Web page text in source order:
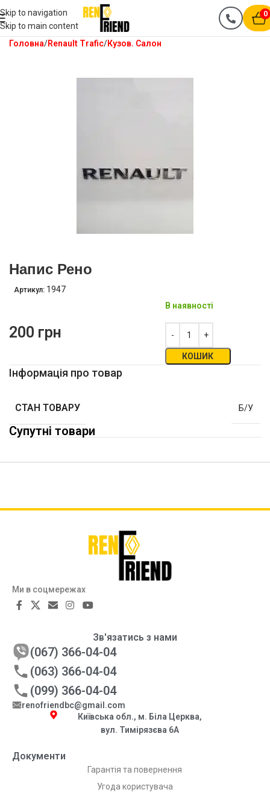
Skip to navigation
Skip to main content
0
Головна Renault Trafic Кузов. Салон
Напис Рено
Артикул: 1947
200 грн
В наявності
КОШИК
Інформація про товар
СТАН ТОВАРУ Б/У
Супутні товари
Ми в соцмережах
Документи
Гарантія та повернення
Угода користувача
Зв'язатись з нами
(067) 366-04-04
(063) 366-04-04
(099) 366-04-04
renofriendbc@gmail.com
Київська обл., м. Біла Церква,
вул. Тимірязєва 6А